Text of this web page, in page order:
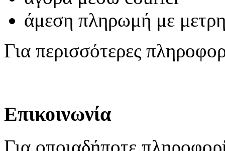
άμεση πληρωμή με
Για περισσότερες
Επικοινωνία
Για οποιαδήποτε